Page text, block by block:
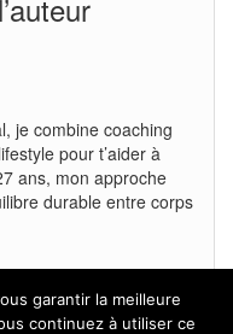
je combine coaching
pour t’aider à
ans, mon approche
durable entre corps
garantir la meilleure
continuez à utiliser ce